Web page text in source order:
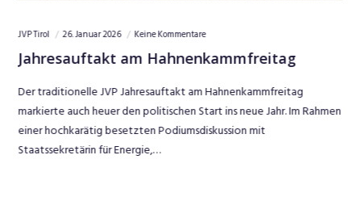
JVP Tirol 26. Januar 2026 Keine Kommentare
Jahresauftakt am Hahnenkammfreitag
Der traditionelle JVP Jahresauftakt am Hahnenkammfreitag
markierte auch heuer den politischen Start ins neue Jahr. Im Rahmen
einer hochkarätig besetzten Podiumsdiskussion mit
Staatssekretärin für Energie,…